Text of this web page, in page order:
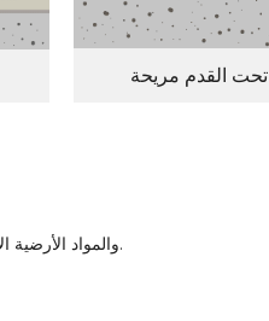
تحت القدم مريحة
يتم استخدام رغوة IXPE كطبقة أرضية للأرضيات من SPC والمواد الأرضية الأخرى.